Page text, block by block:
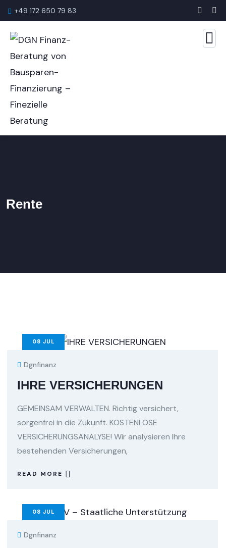
+49 172 650 79 83
Rente
08 JUL
Dgnfinanz
IHRE VERSICHERUNGEN
GEMEINSAM VERWALTEN. Richtig versichert,
sorgenfrei in die Zukunft. KOSTENLOSE
VERSICHERUNGSANALYSE! Wir analysieren Ihre
bestehenden Versicherungen,
READ MORE
08 JUL
Dgnfinanz